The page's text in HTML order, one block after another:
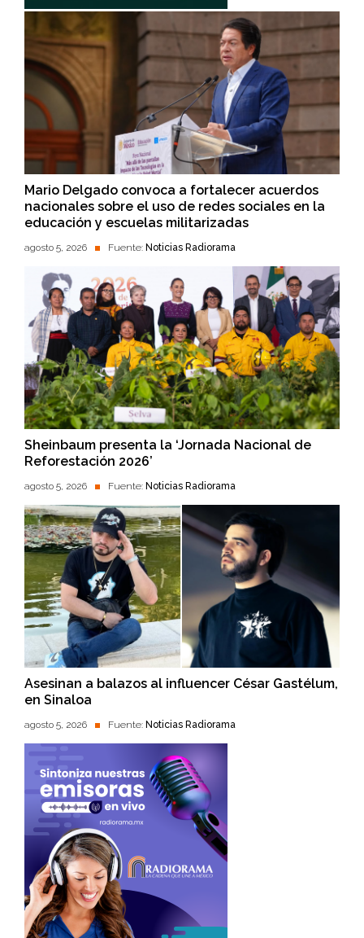
Mario Delgado convoca a fortalecer acuerdos
nacionales sobre el uso de redes sociales en la
educación y escuelas militarizadas
agosto 5, 2026 Fuente: Noticias Radiorama
Sheinbaum presenta la ‘Jornada Nacional de
Reforestación 2026’
agosto 5, 2026 Fuente: Noticias Radiorama
Asesinan a balazos al influencer César Gastélum,
en Sinaloa
agosto 5, 2026 Fuente: Noticias Radiorama